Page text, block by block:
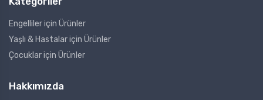
Engelliler için Ürünler
Yaşlı & Hastalar için Ürünler
Çocuklar için Ürünler
Hakkımızda